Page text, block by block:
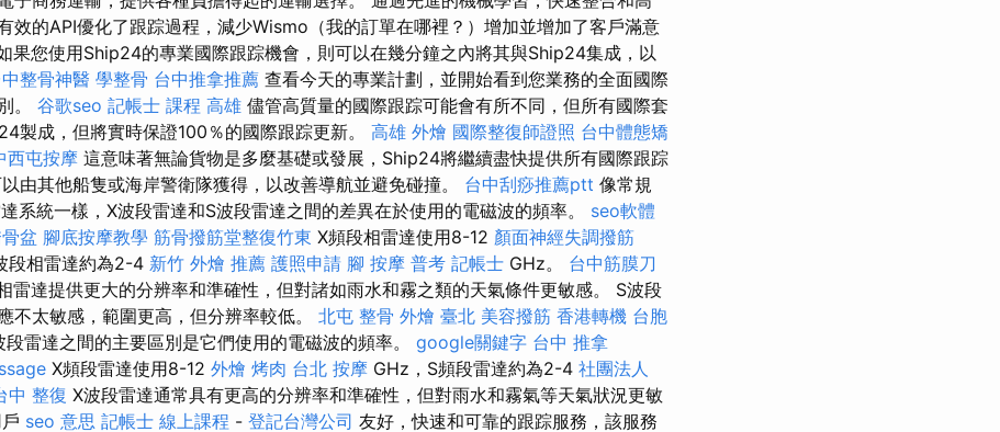
效的API優化了跟踪過程，減少Wismo（我的訂單在哪裡？）增加並增加了客戶滿意
果您使用Ship24的專業國際跟踪機會，則可以在幾分鐘之內將其與Ship24集成，以
整骨神醫 學整骨 台中推拿推薦 查看今天的專業計劃，並開始看到您業務的全面國際
。 谷歌seo 記帳士 課程 高雄 儘管高質量的國際跟踪可能會有所不同，但所有國際套
製成，但將實時保證100％的國際跟踪更新。 高雄 外燴 國際整復師證照 台中體態矯
西屯按摩 這意味著無論貨物是多麼基礎或發展，Ship24將繼續盡快提供所有國際跟踪
由其他船隻或海岸警衛隊獲得，以改善導航並避免碰撞。 台中刮痧推薦ptt 像常規
系統一樣，X波段雷達和S波段雷達之間的差異在於使用的電磁波的頻率。 seo軟體
盆 腳底按摩教學 筋骨撥筋堂整復竹東 X頻段相雷達使用8-12 顏面神經失調撥筋
段相雷達約為2-4 新竹 外燴 推薦 護照申請 腳 按摩 普考 記帳士 GHz。 台中筋膜刀
雷達提供更大的分辨率和準確性，但對諸如雨水和霧之類的天氣條件更敏感。 S波段
不太敏感，範圍更高，但分辨率較低。 北屯 整骨 外燴 臺北 美容撥筋 香港轉機 台胞
雷達之間的主要區別是它們使用的電磁波的頻率。 google關鍵字 台中 推拿
X頻段雷達使用8-12 外燴 烤肉 台北 按摩 GHz，S頻段雷達約為2-4 社團法人
中 整復 X波段雷達通常具有更高的分辨率和準確性，但對雨水和霧氣等天氣狀況更敏
seo 意思 記帳士 線上課程 - 登記台灣公司 友好，快速和可靠的跟踪服務，該服務